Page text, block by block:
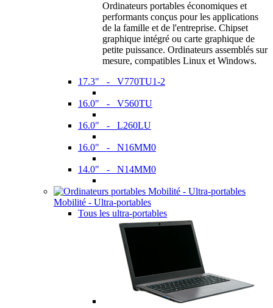
Ordinateurs portables économiques et
performants conçus pour les applications
de la famille et de l'entreprise. Chipset
graphique intégré ou carte graphique de
petite puissance. Ordinateurs assemblés sur
mesure, compatibles Linux et Windows.
17.3" - V770TU1-2
16.0" - V560TU
16.0" - L260LU
16.0" - N16MM0
14.0" - N14MM0
Mobilité - Ultra-portables
Tous les ultra-portables